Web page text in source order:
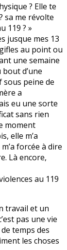
? Elle te
sa me révolte
119 ? »
jusque mes 13
au point ou
une semaine
d’une
sous peine de
a
eu une sorte
sans rien
moment
elle m’a
forcée à dire
Là encore,
au 119
travail et un
pas une vie
temps des
les choses